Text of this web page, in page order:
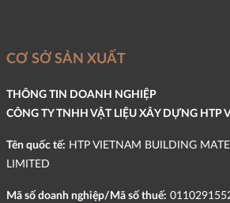
CƠ SỞ SẢN XUẤT
THÔNG TIN DOANH NGHIỆP
CÔNG TY TNHH VẬT LIỆU XÂY DỰNG HTP
Tên quốc tế: HTP VIETNAM BUILDING
LIMITED
Mã số doanh nghiệp/Mã số thuế: